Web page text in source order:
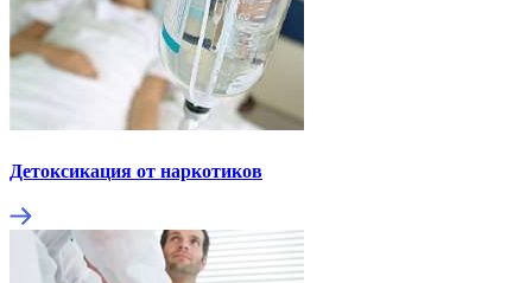
Детоксикация от наркотиков